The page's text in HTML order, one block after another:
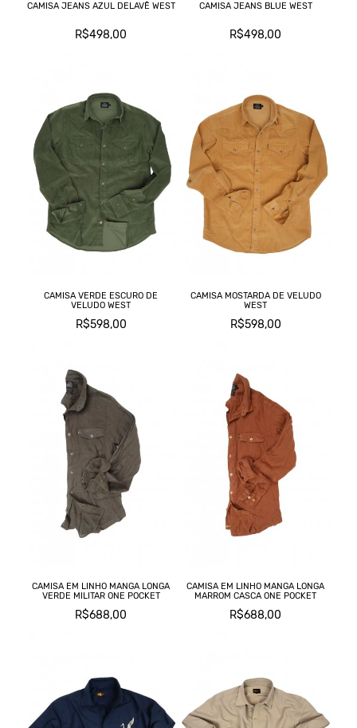
CAMISA JEANS AZUL DELAVÊ WEST
R$498,00
CAMISA JEANS BLUE WEST
R$498,00
CAMISA VERDE ESCURO DE
VELUDO WEST
R$598,00
CAMISA MOSTARDA DE VELUDO
WEST
R$598,00
CAMISA EM LINHO MANGA LONGA
VERDE MILITAR ONE POCKET
R$688,00
CAMISA EM LINHO MANGA LONGA
MARROM CASCA ONE POCKET
R$688,00